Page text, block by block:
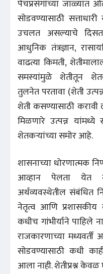
पेचप्रसंगांच्या जाळ्यात
सोडवण्यासाठी
उचलत असल्याचे दिसत
आधुनिक तंत्रज्ञान,
वाढत्या किमती,
समस्यांमुळे शेतीतून
तुलनेत परतावा (शेती
शेती कसण्यासाठी
मिळणारे उत्पन्न
शेतकऱ्यांच्या समोर आहे.
शासनाच्या धोरणात्मक
आव्हान पेलता येत
अर्थव्यवस्थेतील संबंधित
नेतृत्व आणि प्रशासकीय
कधीच गांभीर्याने पाहिले
राजकारणाच्या
सोडवण्यासाठी कधी
आला नाही. शेतीप्रश्न केवळ